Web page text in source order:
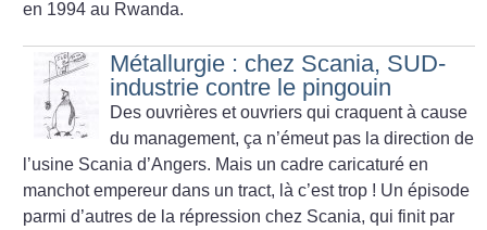
en 1994 au Rwanda.
Métallurgie : chez Scania, SUD-
industrie contre le pingouin
Des ouvrières et ouvriers qui craquent à cause
du management, ça n’émeut pas la direction de
l’usine Scania d’Angers. Mais un cadre caricaturé en
manchot empereur dans un tract, là c’est trop ! Un épisode
parmi d’autres de la répression chez Scania, qui finit par